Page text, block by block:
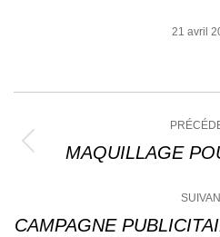
21 avril
article
:
MAQUILLAGE
CAMPAGNE